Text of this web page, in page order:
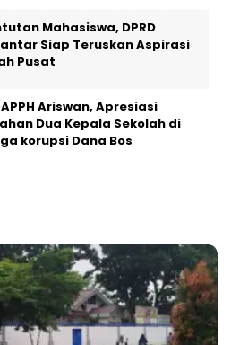
Mahasiswa, DPRD
Siap Teruskan Aspirasi
Pusat
Ariswan, Apresiasi
Dua Kepala Sekolah di
korupsi Dana Bos